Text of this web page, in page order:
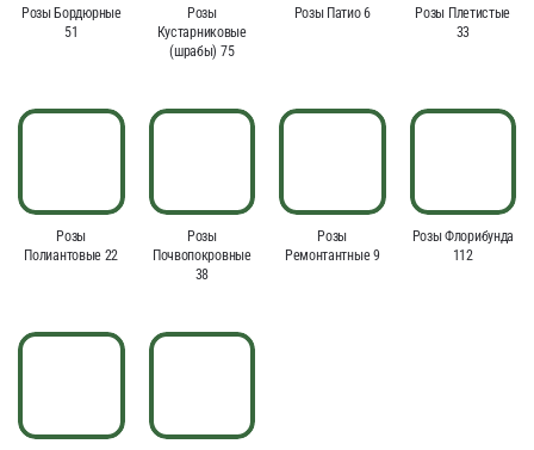
Розы Бордюрные
51
Розы
Кустарниковые
(шрабы) 75
Розы Патио 6
Розы Плетистые
33
Розы
Полиантовые 22
Розы
Почвопокровные
38
Розы
Ремонтантные 9
Розы Флорибунда
112